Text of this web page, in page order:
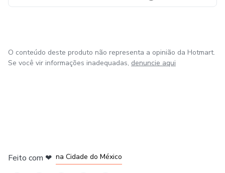
O conteúdo deste produto não representa a opinião da Hotmart.
Se você vir informações inadequadas, denuncie aqui
Feito com ❤ na Cidade do México